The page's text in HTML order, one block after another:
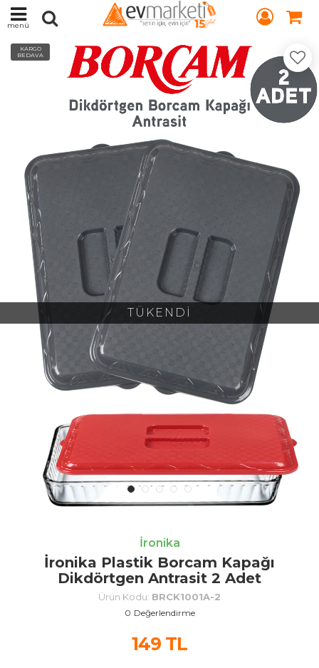
menü
TÜKENDİ
KARGO
BEDAVA
İronika
İronika Plastik Borcam Kapağı
Dikdörtgen Antrasit 2 Adet
Ürün Kodu: BRCK1001A-2
0 Değerlendirme
149 TL